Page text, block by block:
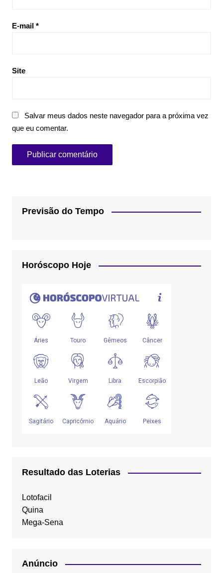
E-mail *
Site
Salvar meus dados neste navegador para a próxima vez
que eu comentar.
Previsão do Tempo
Horóscopo Hoje
Resultado das Loterias
Lotofacil
Quina
Mega-Sena
Anúncio